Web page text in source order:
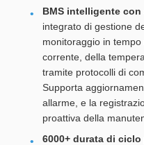
BMS intelligente
integrato di gestione
monitoraggio in
corrente, della
tramite protocolli di
Supporta
allarme, e la
proattiva della
6000+ durata di